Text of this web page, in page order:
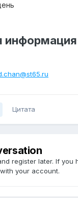
информация
Цитата
register later. If you
your account.